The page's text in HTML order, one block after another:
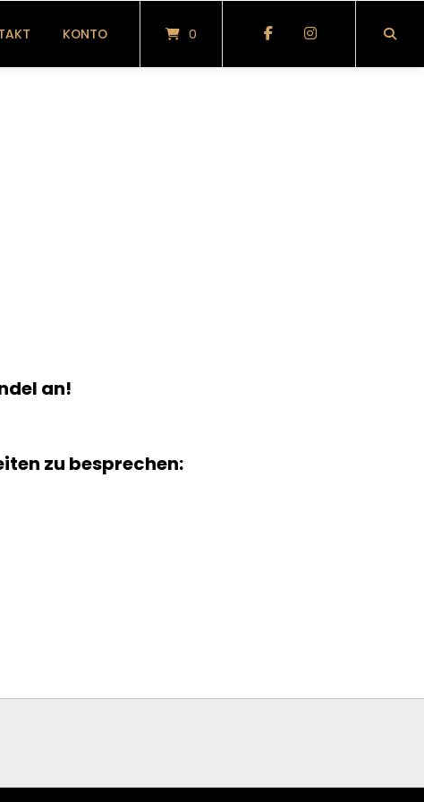
KONTO 0
an!
zu besprechen: